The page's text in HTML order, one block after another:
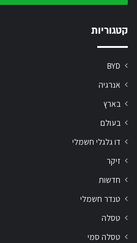
שלך
קטגוריות
BYD
אנרגיה
בארץ
בעולם
דו גלגלי חשמלי
זיקר
חדשות
טנדר חשמלי
טסלה
טסלה סמי